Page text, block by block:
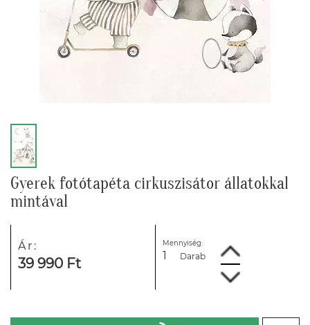
Gyerek fotótapéta cirkuszisátor állatokkal
mintával
Ár:
39 990 Ft
Mennyiség:
Darab